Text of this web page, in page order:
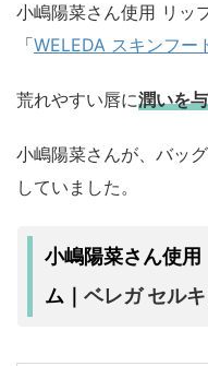
小嶋陽菜さん使用 リッ
「WELEDA スキンフー
荒れやすい唇に潤いを
小嶋陽菜さんが、バッ
していました。
小嶋陽菜さん使
ム｜ベレガ セル